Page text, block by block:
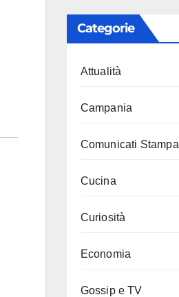
Categorie
Attualità
Campania
Comunicati Stampa
Cucina
Curiosità
Economia
Gossip e TV